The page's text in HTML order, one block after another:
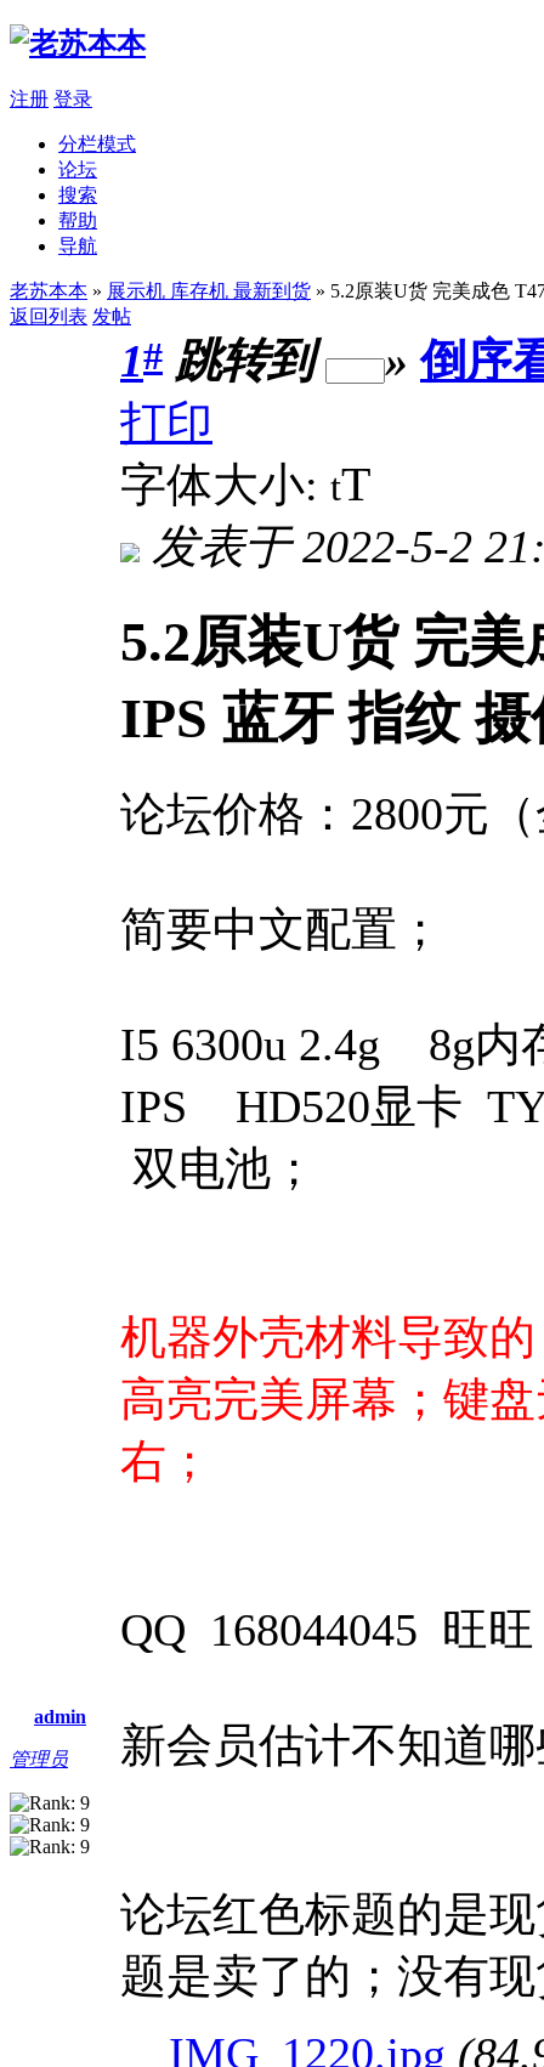
注册 登录
分栏模式
论坛
搜索
帮助
导航
老苏本本 » 展示机 库存机 最新到货 » 5.2原装U货 完美成色
返回列表 发帖
admin
管理员
1# 跳转到 » 倒序
打印
字体大小: tT
发表于 2022-5-2
5.2原装U货 完美
IPS 蓝牙 指纹
论坛价格：2800元
简要中文配置；
I5 6300u 2.4g 8g
IPS HD520显卡
双电池；
机器外壳材料导致
高亮完美屏幕；键
右；
QQ 168044045 旺
新会员估计不知道
论坛红色标题的是
题是卖了的；没有
IMG_1220.jpg